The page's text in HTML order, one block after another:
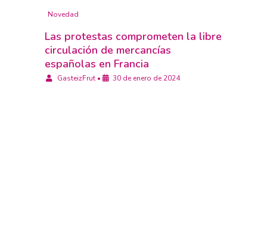
Novedad
Las protestas comprometen la libre
circulación de mercancías
españolas en Francia
GasteizFrut • 30 de enero de 2024